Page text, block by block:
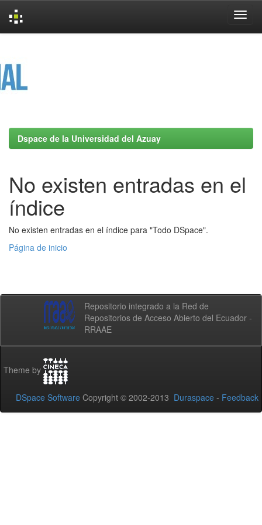
Dspace de la Universidad del Azuay
No existen entradas en el
índice
No existen entradas en el índice para "Todo DSpace".
Página de inicio
Repositorio integrado a la Red de
Repositorios de Acceso Abierto del Ecuador -
RRAAE
Theme by
DSpace Software Copyright © 2002-2013 Duraspace - Feedback